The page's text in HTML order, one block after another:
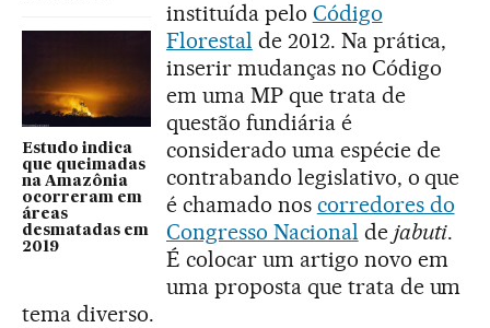
Estudo indica
que queimadas
na Amazônia
ocorreram em
áreas
desmatadas em
2019
instituída pelo Código
Florestal de 2012. Na prática,
inserir mudanças no Código
em uma MP que trata de
questão fundiária é
considerado uma espécie de
contrabando legislativo, o que
é chamado nos corredores do
Congresso Nacional de jabuti.
É colocar um artigo novo em
uma proposta que trata de um
tema diverso.